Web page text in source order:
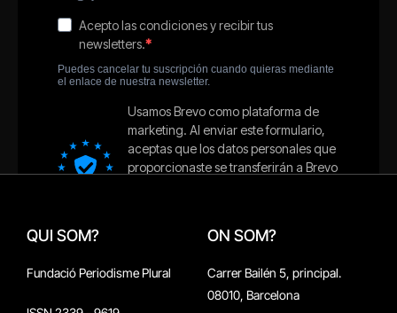
QUI SOM?
Fundació Periodisme Plural
ON SOM?
Carrer Bailén 5, principal.
08010, Barcelona